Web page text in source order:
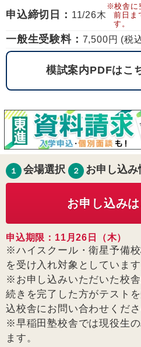
申込締切日： 11/26木
※校舎に
前日ま
す。
一般生受験料： 7,500円 (税
模試案内PDFはこ
１ 会場選択 ２ お申し込み
お申し込み
申込期限：11月26日（木）
※ハイスクール・衛星予備
を受け入れ対象としています
※お申し込みいただいた校
続きを完了した方がテスト
込校舎にお問い合わせくださ
※早稲田塾校舎では現役生
ます。